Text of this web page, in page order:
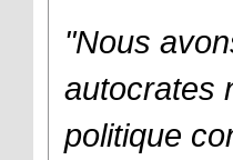
"Nous
autocrates
politique